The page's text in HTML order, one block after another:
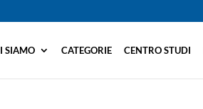
SIAMO CATEGORIE CENTRO STUDI